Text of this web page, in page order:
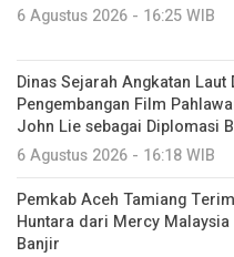
6 Agustus 2026 - 16:25 WIB
Dinas Sejarah Angkatan Laut
Pengembangan Film
John Lie sebagai Diplomasi
6 Agustus 2026 - 16:18 WIB
Pemkab Aceh Tamiang
Huntara dari Mercy Malaysia
Banjir